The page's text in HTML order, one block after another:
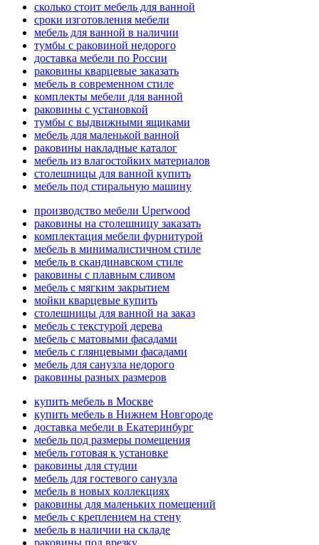
сколько стоит мебель для ванной
сроки изготовления мебели
мебель для ванной в наличии
тумбы с раковиной недорого
доставка мебели по России
раковины кварцевые заказать
мебель в современном стиле
комплекты мебели для ванной
раковины с установкой
тумбы с выдвижными ящиками
мебель для маленькой ванной
раковины накладные каталог
мебель из влагостойких материалов
столешницы для ванной купить
мебель под стиральную машину
производство мебели Uperwood
раковины на столешницу заказать
комплектация мебели фурнитурой
мебель в минималистичном стиле
мебель в скандинавском стиле
раковины с плавным сливом
мебель с мягким закрытием
мойки кварцевые купить
столешницы для ванной на заказ
мебель с текстурой дерева
мебель с матовыми фасадами
мебель с глянцевыми фасадами
мебель для санузла недорого
раковины разных размеров
купить мебель в Москве
купить мебель в Нижнем Новгороде
доставка мебели в Екатеринбург
мебель под размеры помещения
мебель готовая к установке
раковины для студии
мебель для гостевого санузла
мебель в новых коллекциях
раковины для маленьких помещений
мебель с креплением на стену
мебель в наличии на складе
раковины под врезку